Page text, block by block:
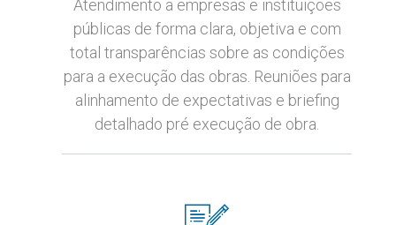
Atendimento a empresas e instituições
públicas de forma clara, objetiva e com
total transparências sobre as condições
para a execução das obras. Reuniões para
alinhamento de expectativas e briefing
detalhado pré execução de obra.